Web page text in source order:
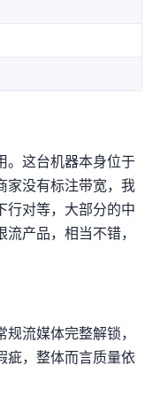
。这台机器本身位于
，商家没有标注带宽，我
下行对等，大部分的中
限流产品，相当不错，
常规流媒体完整解锁，
点瑕疵，整体而言质量依